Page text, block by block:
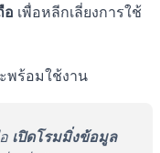
อ เพื่อหลีกเลี่ยงการใช้
พร้อมใช้งาน
เปิดโรมมิ่งข้อมูล